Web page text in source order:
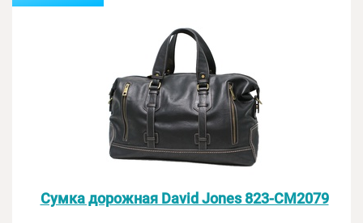
Сумка дорожная David Jones 823-CM2079